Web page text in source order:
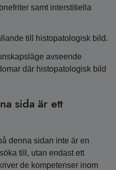
samt interstitiella
till histopatologisk bild.
avseende
där histopatologisk bild
sida är ett
denna sidan inte är en
till, utan endast ett
de kompetenser inom